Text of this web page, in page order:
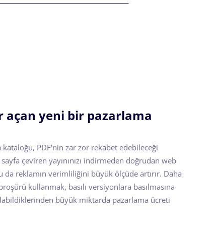
açan yeni bir pazarlama
PDF'nin zar zor rekabet edebileceği
çeviren yayınınızı indirmeden doğrudan web
reklamın verimliliğini büyük ölçüde artırır. Daha
kullanmak, basılı versiyonlara basılmasına
büyük miktarda pazarlama ücreti